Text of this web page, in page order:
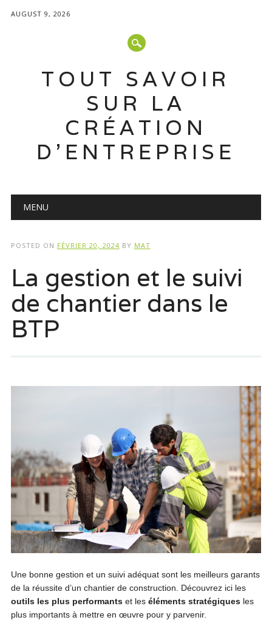
AUGUST 9, 2026
TOUT SAVOIR
SUR LA
CRÉATION
D'ENTREPRISE
Main menu
MENU
POSTED ON FÉVRIER 20, 2024 BY MAT
La gestion et le suivi
de chantier dans le
BTP
Une bonne gestion et un suivi adéquat sont les meilleurs garants
de la réussite d’un chantier de construction. Découvrez ici les
outils les plus performantset les éléments stratégiquesles
plus importants à mettre en œuvre pour y parvenir.